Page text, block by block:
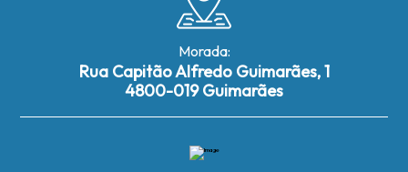
Morada:
Rua Capitão Alfredo Guimarães, 1
4800-019 Guimarães